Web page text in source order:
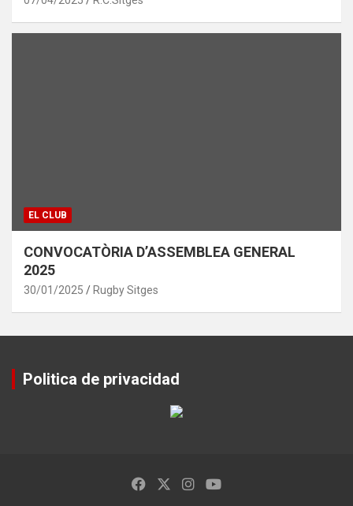
EL CLUB
CONVOCATÒRIA D’ASSEMBLEA GENERAL
2025
30/01/2025 Rugby Sitges
Politica de privacidad